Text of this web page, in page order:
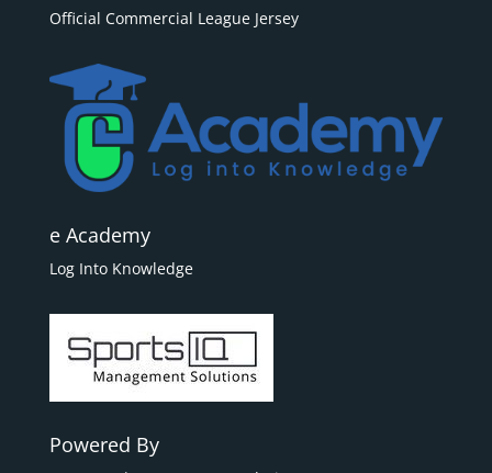
Official Commercial League Jersey
e Academy
Log Into Knowledge
Powered By